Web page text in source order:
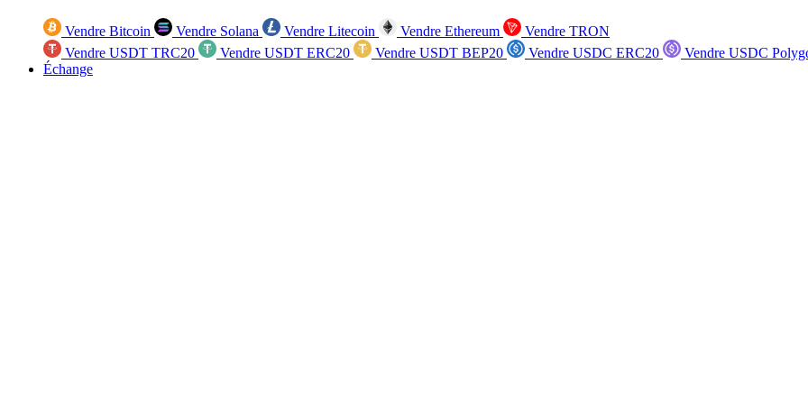
Vendre Bitcoin Vendre Solana Vendre Litecoin Vendre Ethereum
Vendre TRON
Vendre USDT TRC20
Vendre USDT ERC20 Vendre USDT BEP20 Vendre USDC ERC20
Vendre USDC
Échange